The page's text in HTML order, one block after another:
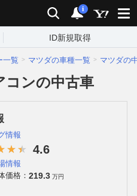
検索 通知
i
ID新規取得
一覧 マツダの車種一覧 マツダの
コンの中古車
情報
4.6
情報
価格： 219.3 万円